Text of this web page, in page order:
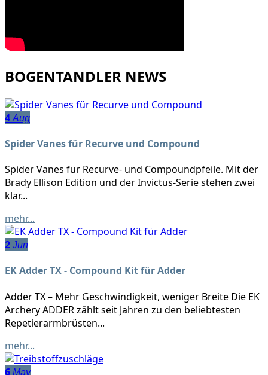
BOGENTANDLER NEWS
4 Aug
Spider Vanes für Recurve und Compound
Spider Vanes für Recurve- und Compoundpfeile. Mit der
Brady Ellison Edition und der Invictus-Serie stehen zwei
klar...
mehr...
2 Jun
EK Adder TX - Compound Kit für Adder
Adder TX – Mehr Geschwindigkeit, weniger Breite Die EK
Archery ADDER zählt seit Jahren zu den beliebtesten
Repetierarmbrüsten...
mehr...
6 May